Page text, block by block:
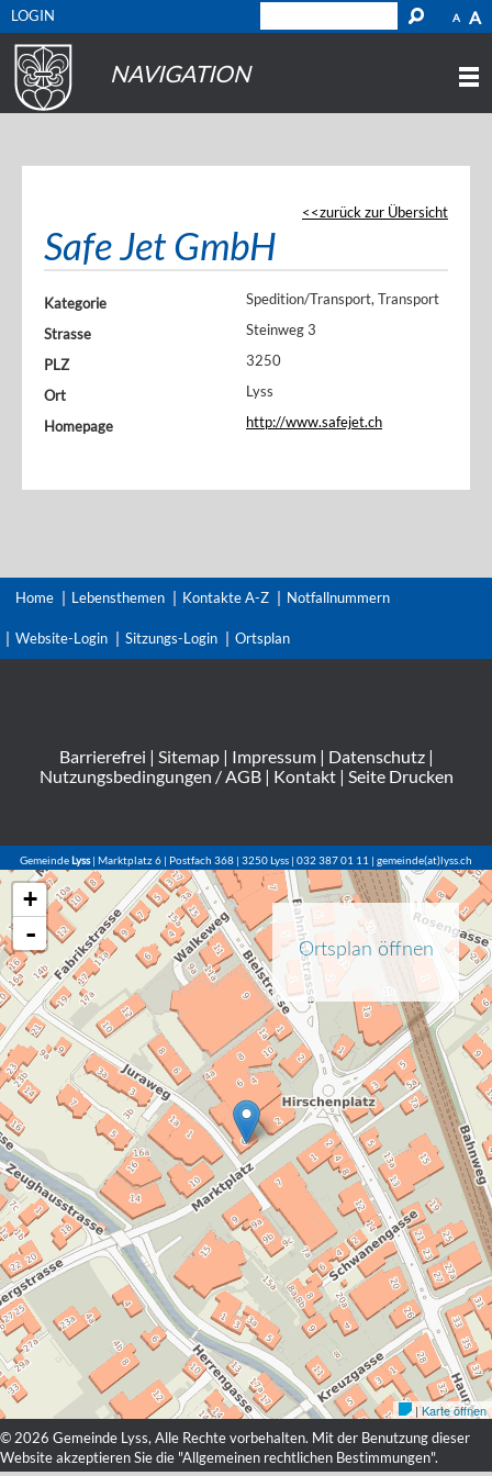
A A
LOGIN
NAVIGATION
zurück zur Übersicht
Safe Jet GmbH
Kategorie
Spedition/Transport, Transport
Strasse
Steinweg 3
PLZ
3250
Ort
Lyss
Homepage
http://www.safejet.ch
Home Lebensthemen Kontakte A-Z Notfallnummern
Website-Login Sitzungs-Login Ortsplan
Barrierefrei | Sitemap| Impressum| Datenschutz|
Nutzungsbedingungen / AGB| Kontakt| Seite Drucken
GemeindeLyss| Marktplatz 6 | Postfach 368 | 3250 Lyss | 032 387 01 11 | gemeinde(at)lyss.ch
© 2026 Gemeinde Lyss, Alle Rechte vorbehalten. Mit der Benutzung dieser
Website akzeptieren Sie die "Allgemeinen rechtlichen Bestimmungen".